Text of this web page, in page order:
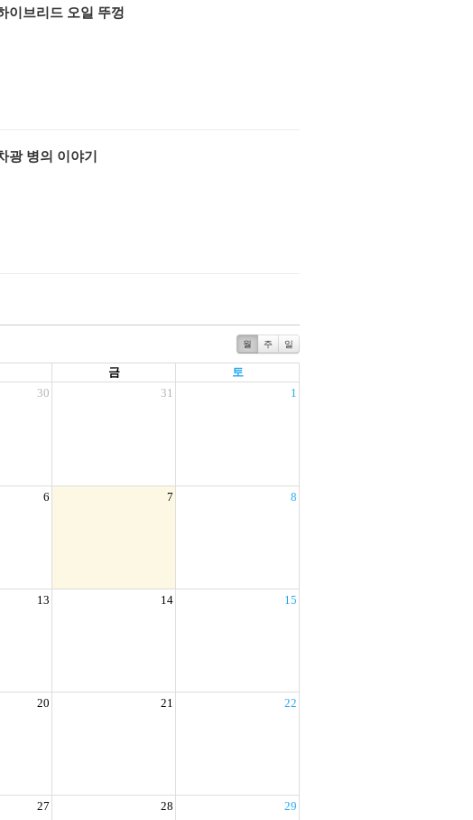
이브리드 오일 뚜껑
광 병의 이야기
월 주 일
금
토
30 31 1
6 7 8
13 14 15
20 21 22
27 28 29